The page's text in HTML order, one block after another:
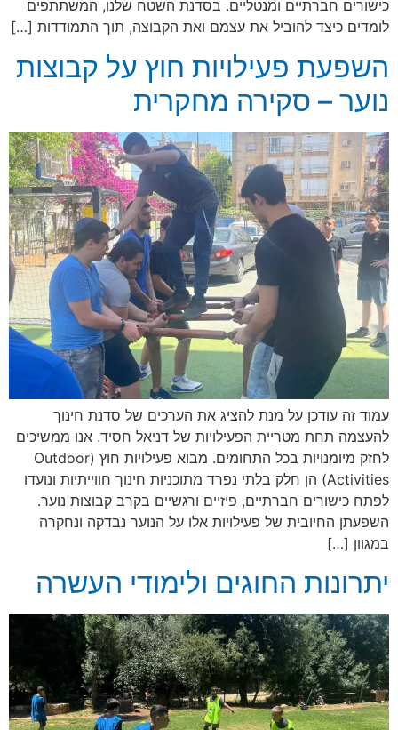
כישורים חברתיים ומנטליים. בסדנת השטח שלנו, המשתתפים
לומדים כיצד להוביל את עצמם ואת הקבוצה, תוך התמודדות […]
השפעת פעילויות חוץ על קבוצות
נוער – סקירה מחקרית
עמוד זה עודכן על מנת להציג את הערכים של סדנת חינוך
להעצמה תחת מטריית הפעילויות של דניאל חסיד. אנו ממשיכים
לחזק מיומנויות בכל התחומים. מבוא פעילויות חוץ (Outdoor
Activities) הן חלק בלתי נפרד מתוכניות חינוך חווייתיות ונועדו
לפתח כישורים חברתיים, פיזיים ורגשיים בקרב קבוצות נוער.
השפעתן החיובית של פעילויות אלו על הנוער נבדקה ונחקרה
במגוון […]
יתרונות החוגים ולימודי העשרה